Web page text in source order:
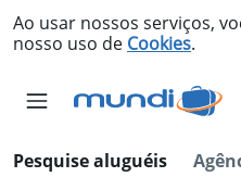
Ao usar nossos serviços,
nosso uso de Cookies.
Pesquise aluguéis